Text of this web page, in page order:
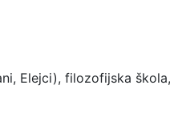
Elejci), filozofijska